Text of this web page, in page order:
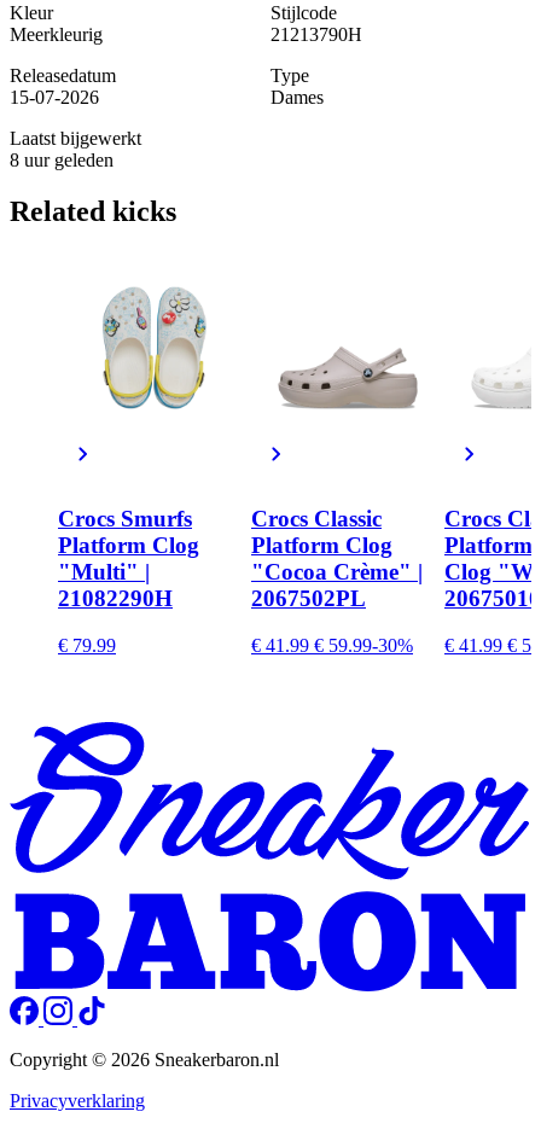
Kleur
Meerkleurig
Stijlcode
21213790H
Releasedatum
15-07-2026
Type
Dames
Laatst bijgewerkt
8 uur geleden
Related kicks
Crocs Smurfs
Platform Clog
"Multi" |
21082290H
€ 79.99
Crocs Classic
Platform Clog
"Cocoa Crème" |
2067502PL
€ 41.99 € 59.99-30%
Crocs
Platform
Clog
€ 41.99 €
Copyright © 2026 Sneakerbaron.nl
Privacyverklaring